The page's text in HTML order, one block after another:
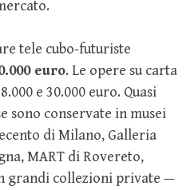
tele cubo-futuriste
euro. Le opere su carta
e 30.000 euro. Quasi
sono conservate in musei
di Milano, Galleria
MART di Rovereto,
grandi collezioni private —